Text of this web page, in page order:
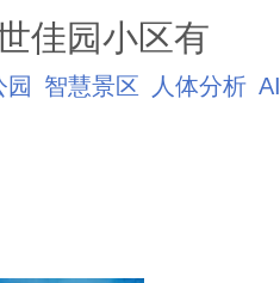
佳园小区有
园 智慧景区 人体分析 AI